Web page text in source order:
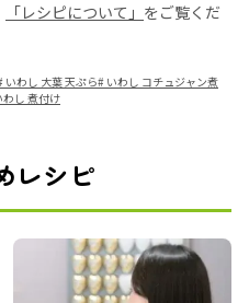
「レシピについて」 をご覧くだ
いわし 大葉 天ぷら# いわし コチュジャン煮
わし 煮付け
レシピ